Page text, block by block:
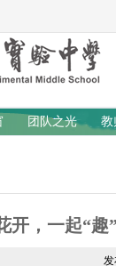
团队之光 教
开，一起“
发